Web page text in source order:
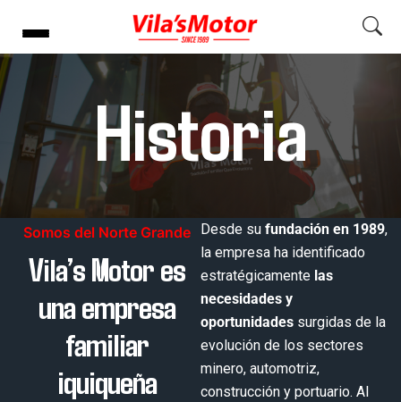
Historia
Somos del Norte Grande
Vila’s Motor es
una empresa
familiar
iquiqueña
Desde su fundación en 1989,
la empresa ha identificado
estratégicamente las
necesidades y
oportunidades surgidas de la
evolución de los sectores
minero, automotriz,
construcción y portuario. Al